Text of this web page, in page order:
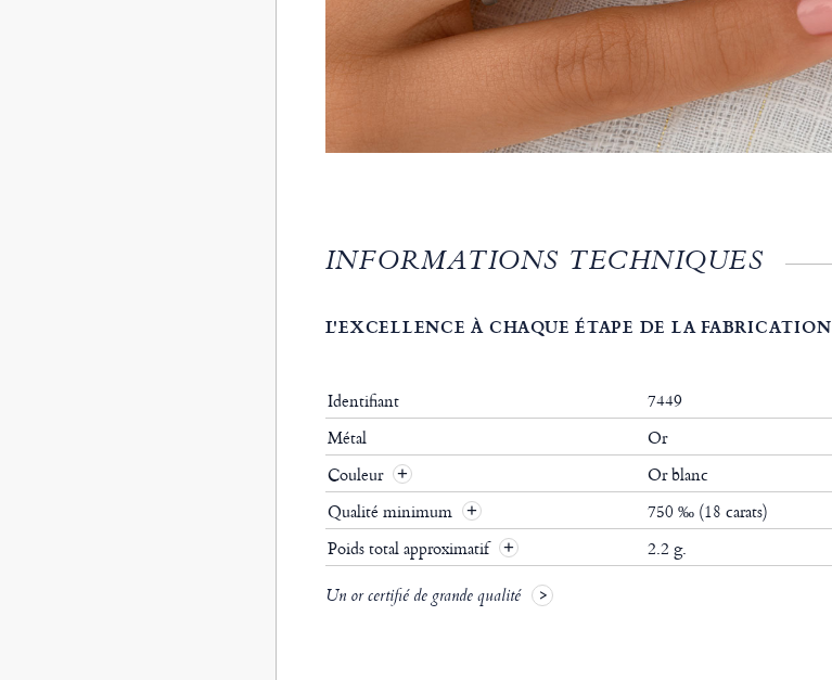
INFORMATIONS TECHNIQUES
L'EXCELLENCE À CHAQUE ÉTAPE DE LA FABRICATION
Identifiant
7449
Métal
Or
Couleur
Or blanc
Qualité minimum
750 ‰ (18 carats)
Poids total approximatif
2.2 g.
Un or certifié de grande qualité